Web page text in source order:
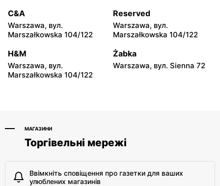
Rossmann
Warszawa, вул. Puławska
Rossmann
Warszawa, вул. Dzika 4
Rossmann
Warszawa, вул. Płocka 17
Rossmann
C&A
Warszawa, вул.
Marszałkowska 104/122
Reserved
Warszawa, вул.
Marszałkowska 104/122
H&M
Warszawa, вул.
Marszałkowska 104/122
Żabka
Warszawa, вул. Sienna 72
МАГАЗИНИ
Торгівельні мережі
Ввімкніть сповіщення про газетки для ваших
улюблених магазинів